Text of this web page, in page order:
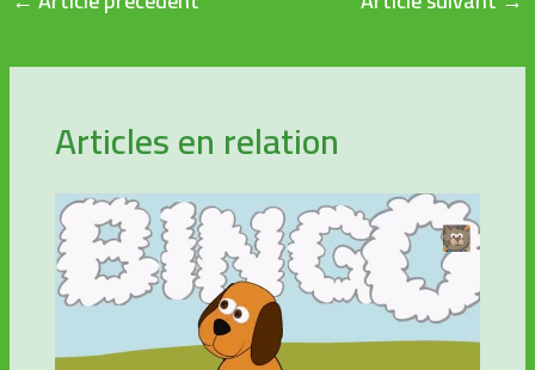
Articles en relation